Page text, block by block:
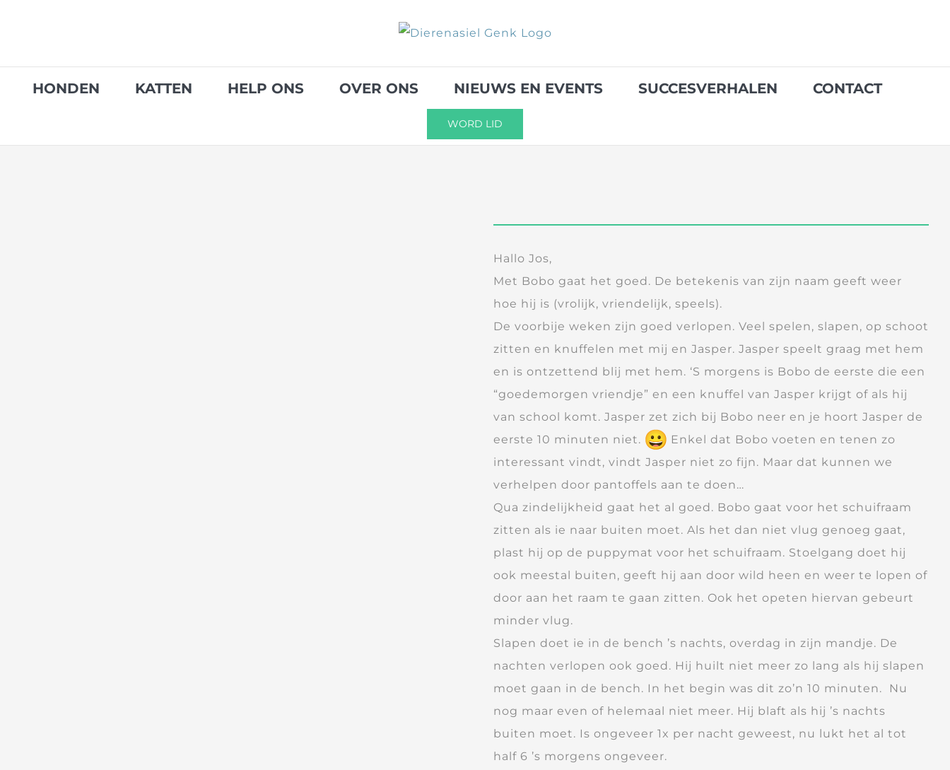
HONDEN KATTEN HELP ONS OVER ONS NIEUWS EN EVENTS SUCCESVERHALEN CONTACT
WORD LID
Hallo Jos,
Met Bobo gaat het goed. De betekenis van zijn naam geeft weer
hoe hij is (vrolijk, vriendelijk, speels).
De voorbije weken zijn goed verlopen. Veel spelen, slapen, op schoot
zitten en knuffelen met mij en Jasper. Jasper speelt graag met hem
en is ontzettend blij met hem. ‘S morgens is Bobo de eerste die een
“goedemorgen vriendje” en een knuffel van Jasper krijgt of als hij
van school komt. Jasper zet zich bij Bobo neer en je hoort Jasper de
eerste 10 minuten niet.
Enkel dat Bobo voeten en tenen zo
interessant vindt, vindt Jasper niet zo fijn. Maar dat kunnen we
verhelpen door pantoffels aan te doen…
Qua zindelijkheid gaat het al goed. Bobo gaat voor het schuifraam
zitten als ie naar buiten moet. Als het dan niet vlug genoeg gaat,
plast hij op de puppymat voor het schuifraam. Stoelgang doet hij
ook meestal buiten, geeft hij aan door wild heen en weer te lopen of
door aan het raam te gaan zitten. Ook het opeten hiervan gebeurt
minder vlug.
Slapen doet ie in de bench ’s nachts, overdag in zijn mandje. De
nachten verlopen ook goed. Hij huilt niet meer zo lang als hij slapen
moet gaan in de bench. In het begin was dit zo’n 10 minuten. Nu
nog maar even of helemaal niet meer. Hij blaft als hij ’s nachts
buiten moet. Is ongeveer 1x per nacht geweest, nu lukt het al tot
half 6 ’s morgens ongeveer.